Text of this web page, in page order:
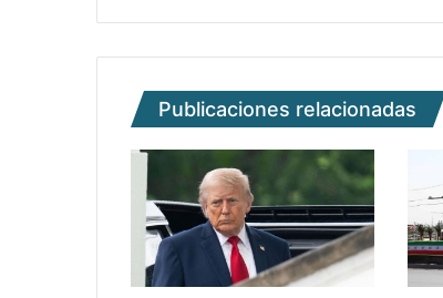
Publicaciones relacionadas